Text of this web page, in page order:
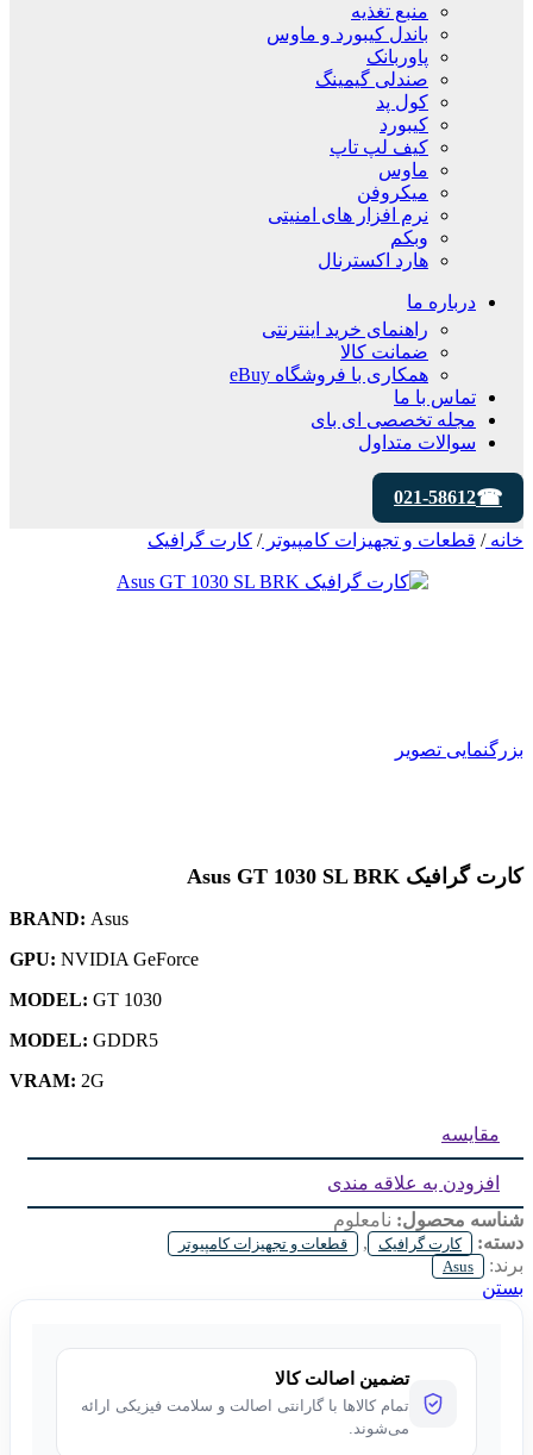
منبع تغذیه
باندل کیبورد و ماوس
پاوربانک
صندلی گیمینگ
کول پد
کیبورد
کیف لپ تاپ
ماوس
میکروفن
نرم افزار های امنیتی
وبکم
هارد اکسترنال
درباره ما
راهنمای خرید اینترنتی
ضمانت کالا
همکاری با فروشگاه eBuy
تماس با ما
مجله تخصصی ای‌ بای
سوالات متداول
021-58612
خانه/ قطعات و تجهیزات کامپیوتر/ کارت گرافیک
بزرگنمایی تصویر
کارت گرافیک Asus GT 1030 SL BRK
BRAND: Asus
GPU: NVIDIA GeForce
MODEL: GT 1030
MODEL: GDDR5
VRAM: 2G
مقایسه
افزودن به علاقه مندی
شناسه محصول: نامعلوم
دسته:
کارت گرافیک , قطعات و تجهیزات کامپیوتر
برند: Asus
بستن
تضمین اصالت کالا
تمام کالاها با گارانتی اصالت و سلامت فیزیکی ارائه
می‌شوند.